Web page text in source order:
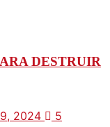
DESTRUIR
2024 5